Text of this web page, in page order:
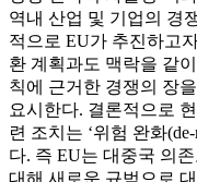
역내 산업 및 기업의 경
적으로 EU가 추진하고
환 계획과도 맥락을 같
칙에 근거한 경쟁의 장
요시한다. 결론적으로
련 조치는 ‘위험 완화
다. 즉 EU는 대중국 의